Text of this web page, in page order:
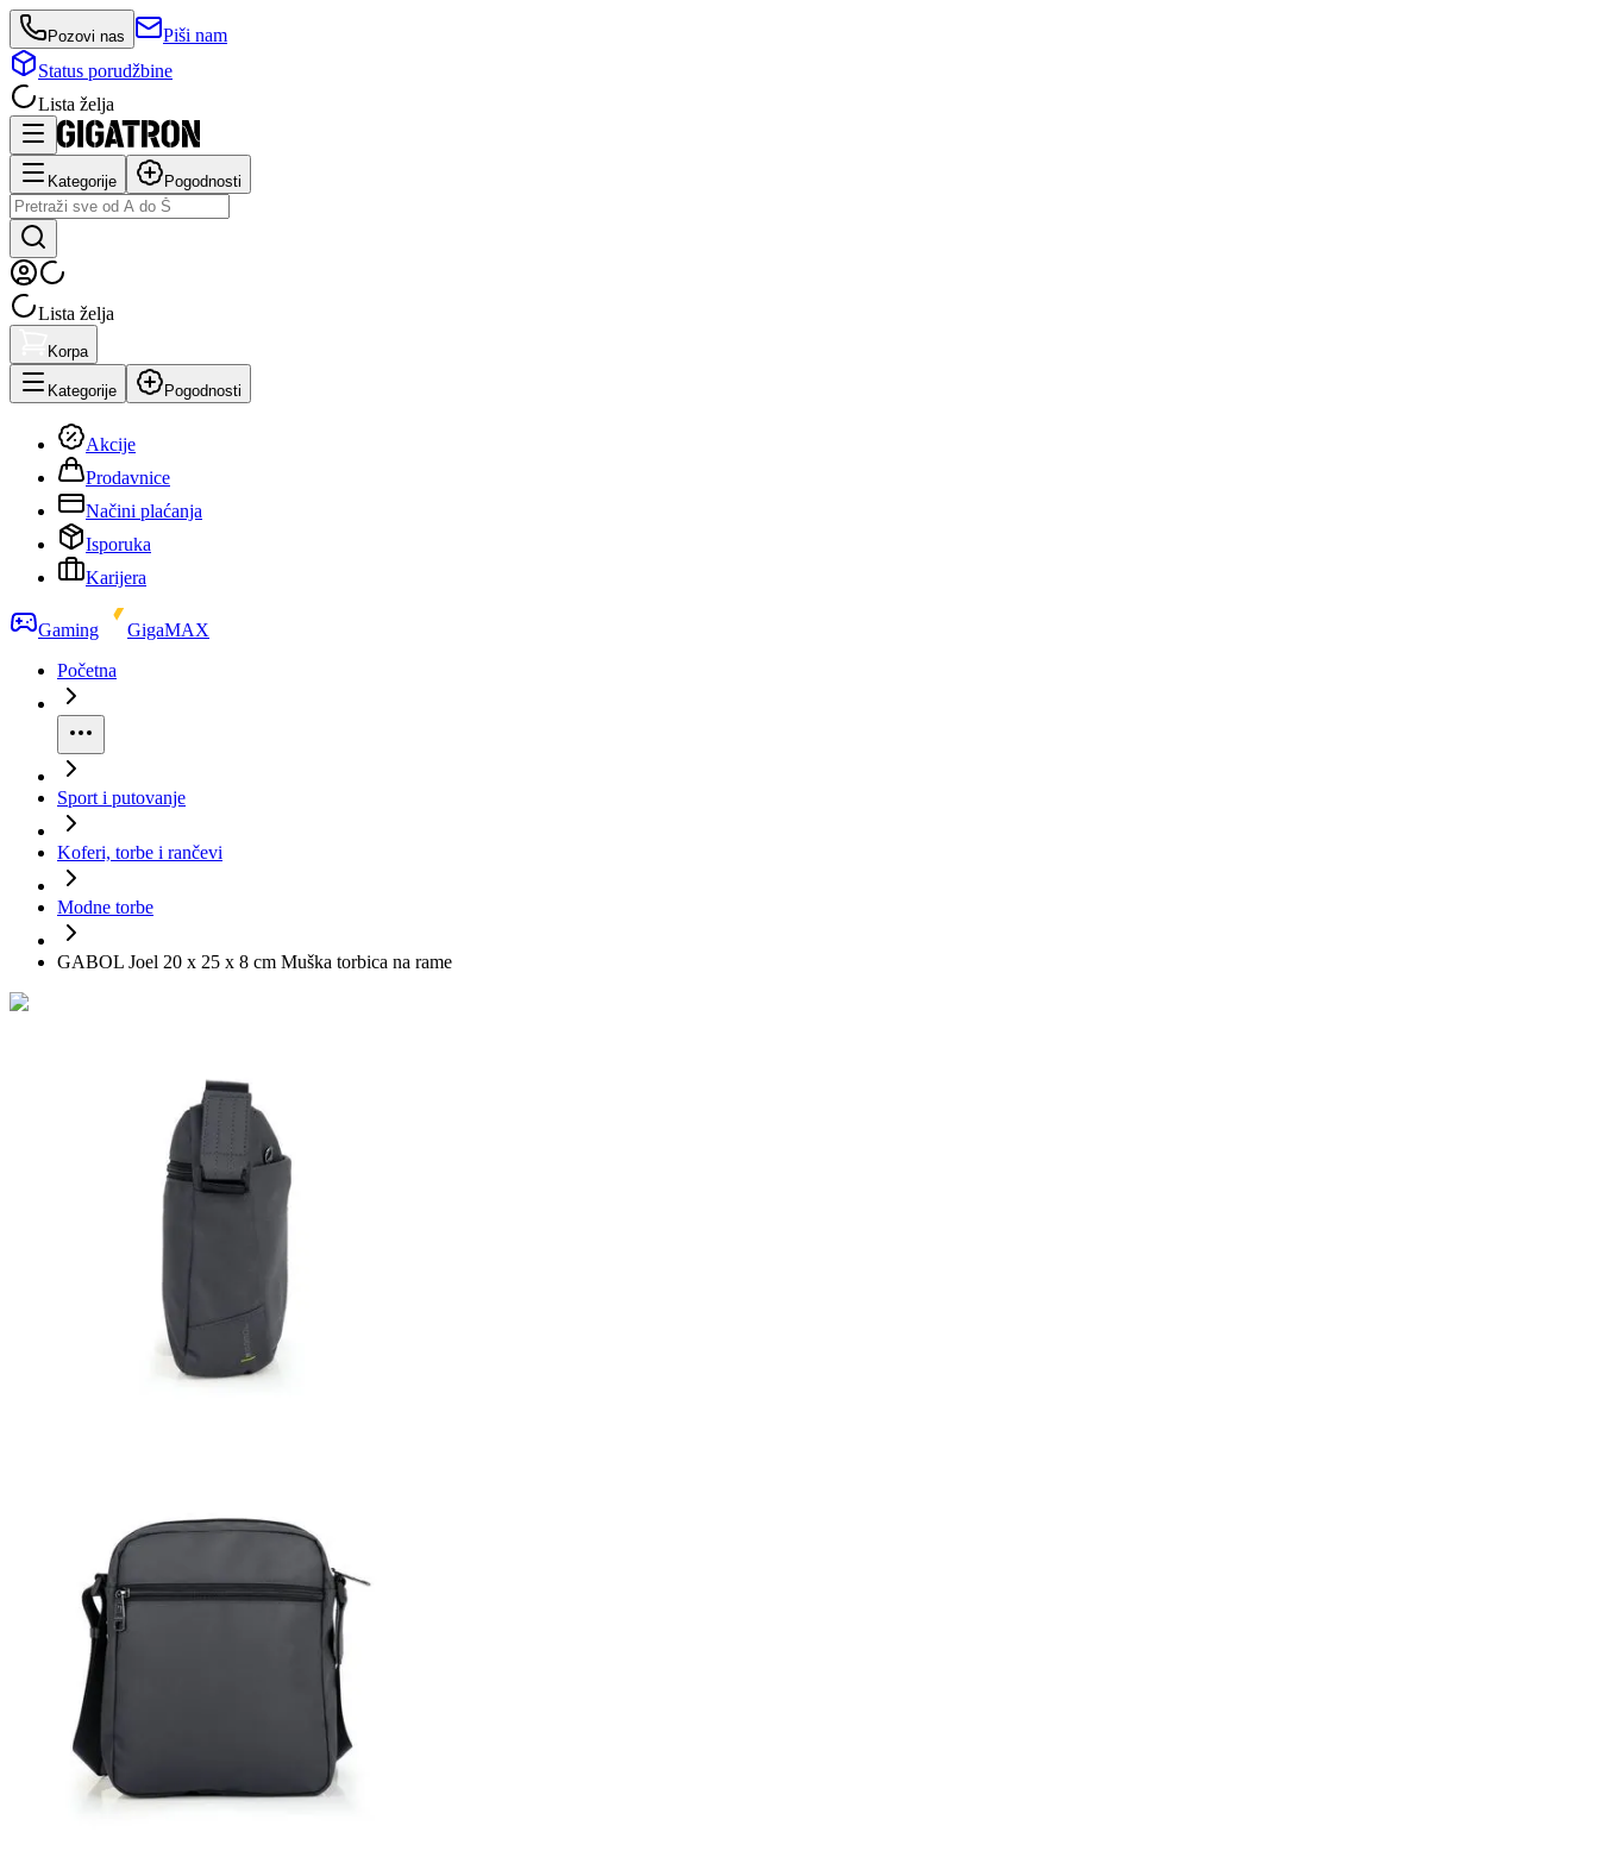
Pozovi nas
Piši nam
Status porudžbine
Lista želja
Kategorije Pogodnosti
Lista želja
Korpa
Kategorije Pogodnosti
Akcije
Prodavnice
Načini plaćanja
Isporuka
Karijera
Gaming
GigaMAX
Početna
Sport i putovanje
Koferi, torbe i rančevi
Modne torbe
GABOL Joel 20 x 25 x 8 cm Muška torbica na rame